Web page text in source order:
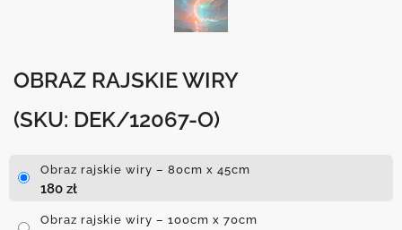
OBRAZ RAJSKIE WIRY
(SKU: DEK/12067-O)
Obraz rajskie wiry – 80cm x 45cm
180 zł
Obraz rajskie wiry – 100cm x 70cm